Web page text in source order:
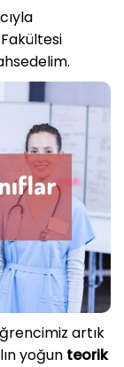
artık
yoğun teorik